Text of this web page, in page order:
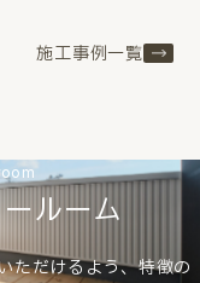
施工事例一覧
ルーム
ただけるよう、特徴の